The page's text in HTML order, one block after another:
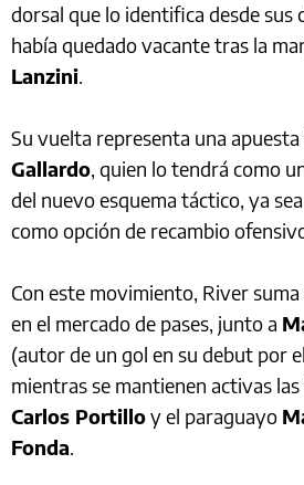
dorsal que lo identifica desde sus
había quedado vacante tras la
Lanzini.
Su vuelta representa una
Gallardo, quien lo tendrá como
del nuevo esquema táctico, ya
como opción de recambio
Con este movimiento, River
en el mercado de pases, junto a
(autor de un gol en su debut por el
mientras se mantienen activas
Carlos Portilloy el paraguayo
Fonda.